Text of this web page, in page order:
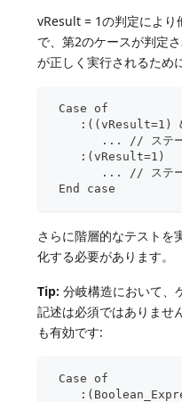
vResult = 1の判定により
で、第2のケースが判定
が正しく実行されるため
Case of
:((vResult=1) &
... // ステ
    :(vResult=1)
... // ステ
End case
さらに階層的なテストを
化する必要があります。
Tip: 分岐構造において、
記述は必須ではありませ
も有効です:
Case of